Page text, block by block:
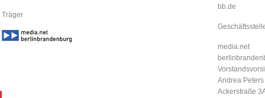
Träger
bb.de
media.net
Andrea Peters
Ackerstraße